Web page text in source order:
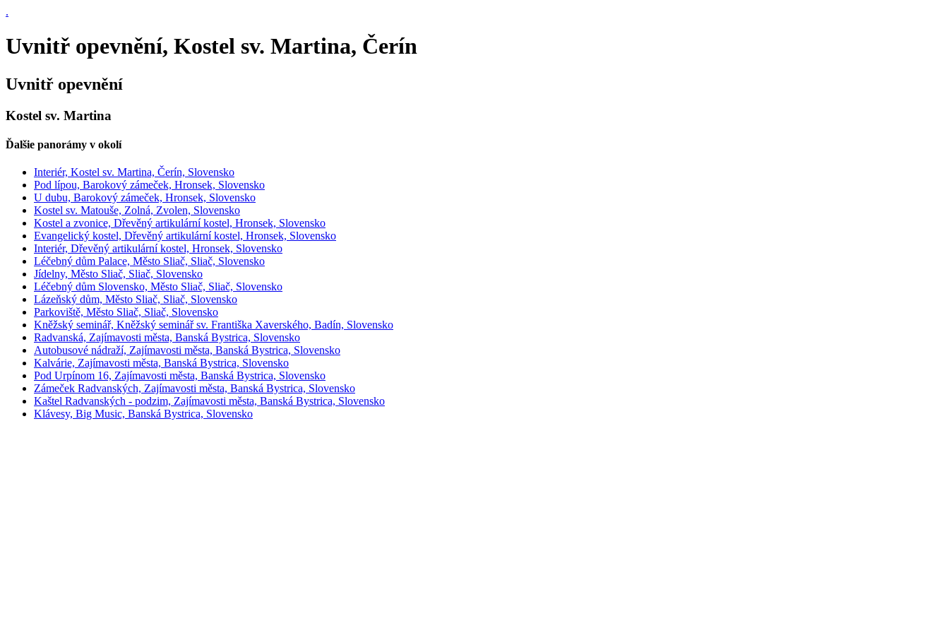
.
Uvnitř opevnění, Kostel sv. Martina, Čerín
Uvnitř opevnění
Kostel sv. Martina
Ďalšie panorámy v okolí
Interiér, Kostel sv. Martina, Čerín, Slovensko
Pod lípou, Barokový zámeček, Hronsek, Slovensko
U dubu, Barokový zámeček, Hronsek, Slovensko
Kostel sv. Matouše, Zolná, Zvolen, Slovensko
Kostel a zvonice, Dřevěný artikulární kostel, Hronsek, Slovensko
Evangelický kostel, Dřevěný artikulární kostel, Hronsek, Slovensko
Interiér, Dřevěný artikulární kostel, Hronsek, Slovensko
Léčebný dům Palace, Město Sliač, Sliač, Slovensko
Jídelny, Město Sliač, Sliač, Slovensko
Léčebný dům Slovensko, Město Sliač, Sliač, Slovensko
Lázeňský dům, Město Sliač, Sliač, Slovensko
Parkoviště, Město Sliač, Sliač, Slovensko
Kněžský seminář, Kněžský seminář sv. Františka Xaverského, Badín, Slovensko
Radvanská, Zajímavosti města, Banská Bystrica, Slovensko
Autobusové nádraží, Zajímavosti města, Banská Bystrica, Slovensko
Kalvárie, Zajímavosti města, Banská Bystrica, Slovensko
Pod Urpínom 16, Zajímavosti města, Banská Bystrica, Slovensko
Zámeček Radvanských, Zajímavosti města, Banská Bystrica, Slovensko
Kaštel Radvanských - podzim, Zajímavosti města, Banská Bystrica, Slovensko
Klávesy, Big Music, Banská Bystrica, Slovensko